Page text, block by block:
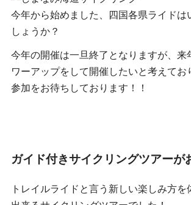
今年から始めました、四国各県ライドは
しょうか？
今年の開催は一旦終了となりますが、来
ワーアップをして開催したいと考えてお
参加をお待ちしております！！
ガイド付きサイクリングツアーが
トレイルライドと言う新しい楽しみ方